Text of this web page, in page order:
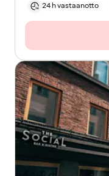
24 h vastaanotto